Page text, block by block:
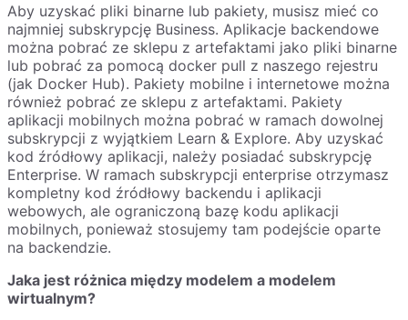
Aby uzyskać pliki binarne lub pakiety, musisz mieć co
najmniej subskrypcję Business. Aplikacje backendowe
można pobrać ze sklepu z artefaktami jako pliki binarne
lub pobrać za pomocą docker pull z naszego rejestru
(jak Docker Hub). Pakiety mobilne i internetowe można
również pobrać ze sklepu z artefaktami. Pakiety
aplikacji mobilnych można pobrać w ramach dowolnej
subskrypcji z wyjątkiem Learn & Explore. Aby uzyskać
kod źródłowy aplikacji, należy posiadać subskrypcję
Enterprise. W ramach subskrypcji enterprise otrzymasz
kompletny kod źródłowy backendu i aplikacji
webowych, ale ograniczoną bazę kodu aplikacji
mobilnych, ponieważ stosujemy tam podejście oparte
na backendzie.
Jaka jest różnica między modelem a modelem
wirtualnym?